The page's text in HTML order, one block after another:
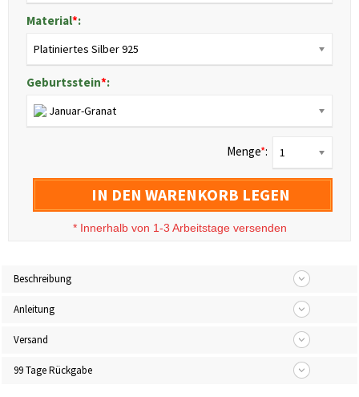
Material*:
Platiniertes Silber 925
Geburtsstein*:
Januar-Granat
Menge*: 1
IN DEN WARENKORB LEGEN
* Innerhalb von 1-3 Arbeitstage versenden
Beschreibung
Anleitung
Versand
99 Tage Rückgabe